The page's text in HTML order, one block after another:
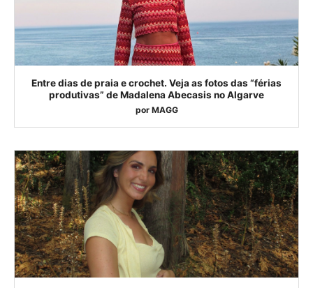
Entre dias de praia e crochet. Veja as fotos das “férias
produtivas” de Madalena Abecasis no Algarve
por MAGG